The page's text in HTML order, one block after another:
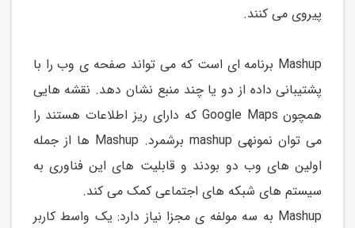
پیروی می کنند.
Mashup برنامه ای است که می تواند صفحه ی وب را با
پشتیبانی داده از دو یا چند منبع نشان دهد. نقشه هایی
همچون Google Maps که دارای ریز اطلاعات هستند را
می توان نمونهی mashup برشمرد. Mashup ها از جمله
اولین های وب دو بودند و قابلیت های این فناوری به
سیستم های شبکه های اجتماعی کمک می کند.
Mashup به سه مولفه ی مجزا نیاز دارد: یک واسط کاربر